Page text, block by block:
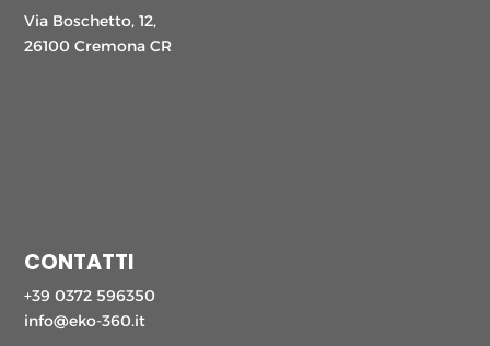
Via Boschetto, 12,
26100 Cremona CR
CONTATTI
+39 0372 596350
info@eko-360.it